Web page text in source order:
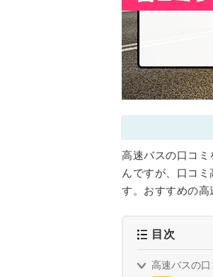
高速バスの口コ
んですが、口コ
す。おすすめの高
目次
高速バスの